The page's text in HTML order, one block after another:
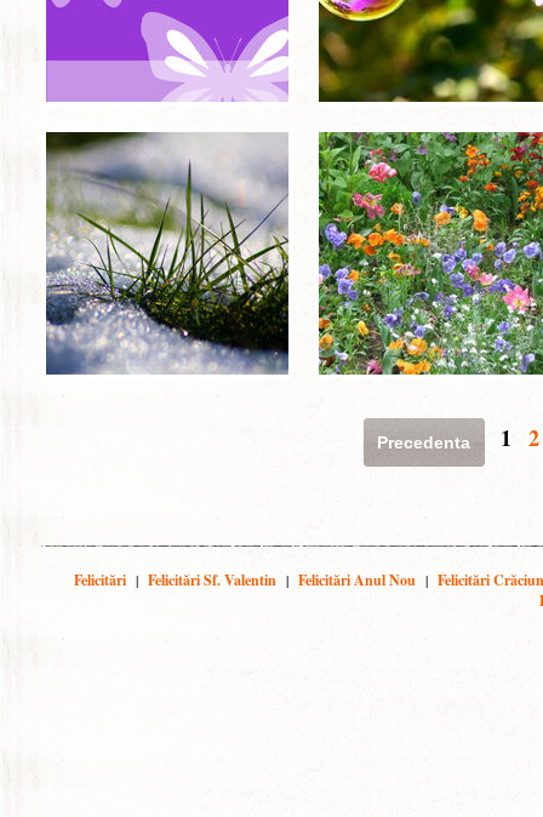
Precedenta 1 2
Felicitări | Felicitări Sf. Valentin | Felicitări Anul Nou | Felicitări